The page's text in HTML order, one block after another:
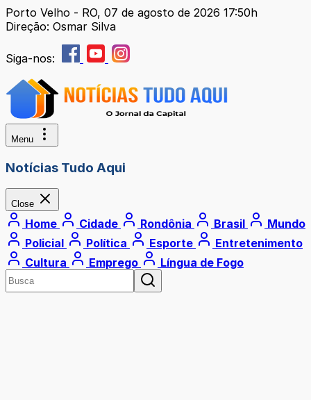
Porto Velho - RO, 07 de agosto de 2026 17:50h
Direção: Osmar Silva
Siga-nos:
Menu
Notícias Tudo Aqui
Close
Home Cidade Rondônia Brasil
Mundo
Policial
Política Esporte
Entretenimento
Cultura
Emprego Língua de Fogo